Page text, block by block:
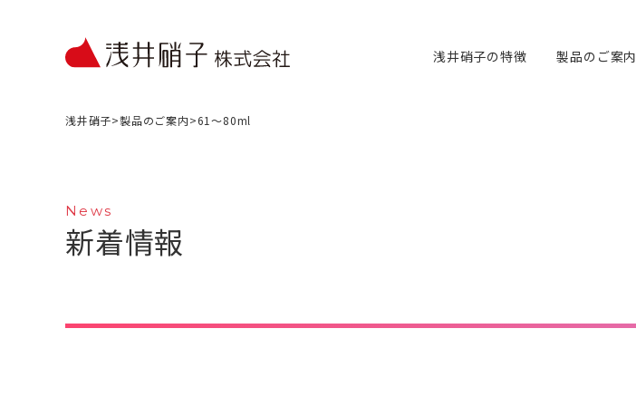
浅井硝子の特徴 製品のご案内
浅井硝子>製品のご案内>61〜80ml
News
新着情報